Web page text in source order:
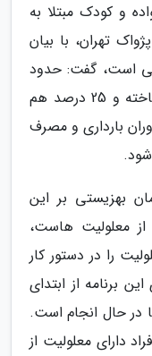
و کودک مبتلا به
تهران، با بیان
است، گفت: حدود
25 درصد از ناشنوایی ها به علل ناشناخته و 25 درصد هم
بارداری و مصرف
بهزیستی بر این
معلولیت هاست،
را در دستور کار
برنامه از ابتدای
در حال انجام است.
تمام افراد دارای معلولیت از